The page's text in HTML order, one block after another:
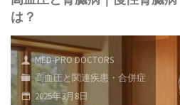
を
守
と
高
は？
MED-PRO DOCTORS
高血圧と関連疾患・合併症
2025年3月8日